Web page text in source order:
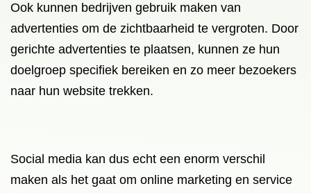
Ook kunnen bedrijven gebruik maken van
advertenties om de zichtbaarheid te vergroten. Door
gerichte advertenties te plaatsen, kunnen ze hun
doelgroep specifiek bereiken en zo meer bezoekers
naar hun website trekken.
Social media kan dus echt een enorm verschil
maken als het gaat om online marketing en service